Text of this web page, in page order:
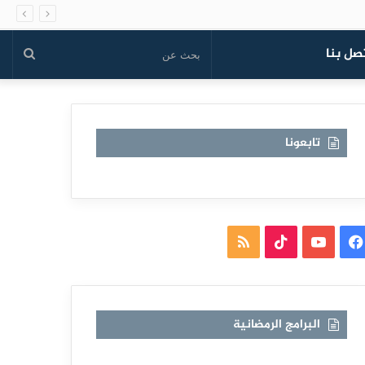
بنا بحث
تابعونا
فيسبوكيوتيوب TikTokملخص
البرامج الرمضانية